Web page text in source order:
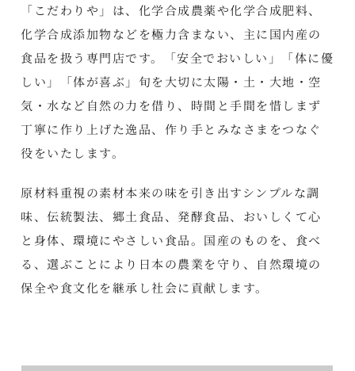
「こだわりや」は、化学合成農薬や化学合成肥料、
化学合成添加物などを極力含まない、主に国内産の
食品を扱う専門店です。「安全でおいしい」「体に優
しい」「体が喜ぶ」旬を大切に太陽・土・大地・空
気・水など自然の力を借り、時間と手間を惜しまず
丁寧に作り上げた逸品、作り手とみなさまをつなぐ
役をいたします。
原材料重視の素材本来の味を引き出すシンプルな調
味、伝統製法、郷土食品、発酵食品、おいしくて心
と身体、環境にやさしい食品。国産のものを、食べ
る、選ぶことにより日本の農業を守り、自然環境の
保全や食文化を継承し社会に貢献します。